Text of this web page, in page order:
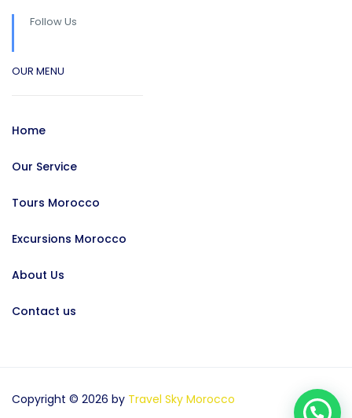
Follow Us
OUR MENU
Home
Our Service
Tours Morocco
Excursions Morocco
About Us
Contact us
Copyright © 2026 by Travel Sky Morocco